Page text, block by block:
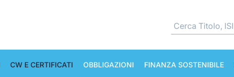
CW E CERTIFICATI OBBLIGAZIONI FINANZA SOSTENIBILE